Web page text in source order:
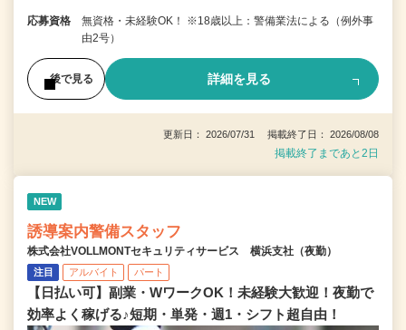
応募資格
無資格・未経験OK！ ※18歳以上：警備業法による（例外事
由2号）
後で見る 詳細を見る
更新日： 2026/07/31 掲載終了日： 2026/08/08
掲載終了まであと2日
NEW
誘導案内警備スタッフ
株式会社VOLLMONTセキュリティサービス 横浜支社（夜勤）
注目 アルバイト パート
【日払い可】副業・WワークOK！未経験大歓迎！夜勤で
効率よく稼げる♪短期・単発・週1・シフト超自由！